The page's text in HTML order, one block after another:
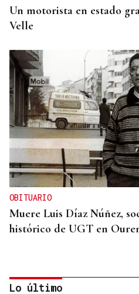
Un motorista en estado
Velle
OBITUARIO
Muere Luis Díaz Núñez,
histórico de UGT en
Lo último